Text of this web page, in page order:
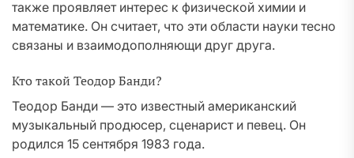
также проявляет интерес к физической химии и
математике. Он считает, что эти области науки тесно
связаны и взаимодополняющи друг друга.
Кто такой Теодор Банди?
Теодор Банди — это известный американский
музыкальный продюсер, сценарист и певец. Он
родился 15 сентября 1983 года.